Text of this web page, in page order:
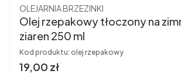
Producent
OLEJARNIA BRZEZINKI
Olej rzepakowy tłoczony na
ziaren 250 ml
Kod produktu: olej rzepakowy
Cena brutto
19,00 zł